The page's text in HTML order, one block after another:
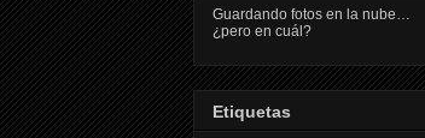
Guardando fotos en la nube…
¿pero en cuál?
Etiquetas